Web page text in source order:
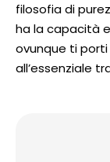
filosofia di
ha la capacità
ovunque ti porti
all’essenziale